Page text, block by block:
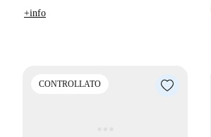
+info
CONTROLLATO